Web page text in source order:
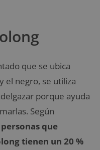
que se ubica
el negro, se utiliza
porque ayuda
Según
personas que
tienen un 20 %